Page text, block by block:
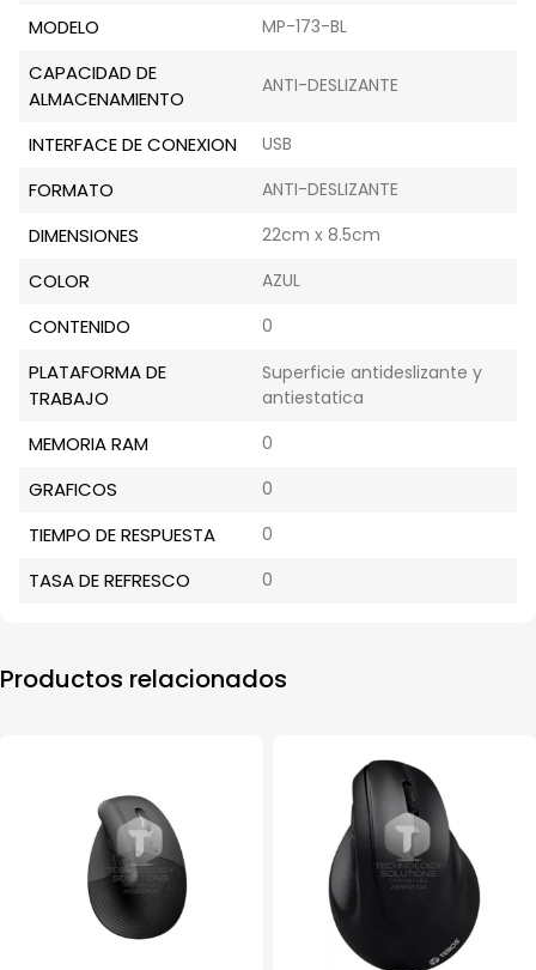
MODELO MP-173-BL
CAPACIDAD DE
ALMACENAMIENTO
ANTI-DESLIZANTE
INTERFACE DE CONEXION USB
FORMATO ANTI-DESLIZANTE
DIMENSIONES 22cm x 8.5cm
COLOR AZUL
CONTENIDO 0
PLATAFORMA DE
TRABAJO
Superficie antideslizante y
antiestatica
MEMORIA RAM 0
GRAFICOS 0
TIEMPO DE RESPUESTA 0
TASA DE REFRESCO 0
Productos relacionados